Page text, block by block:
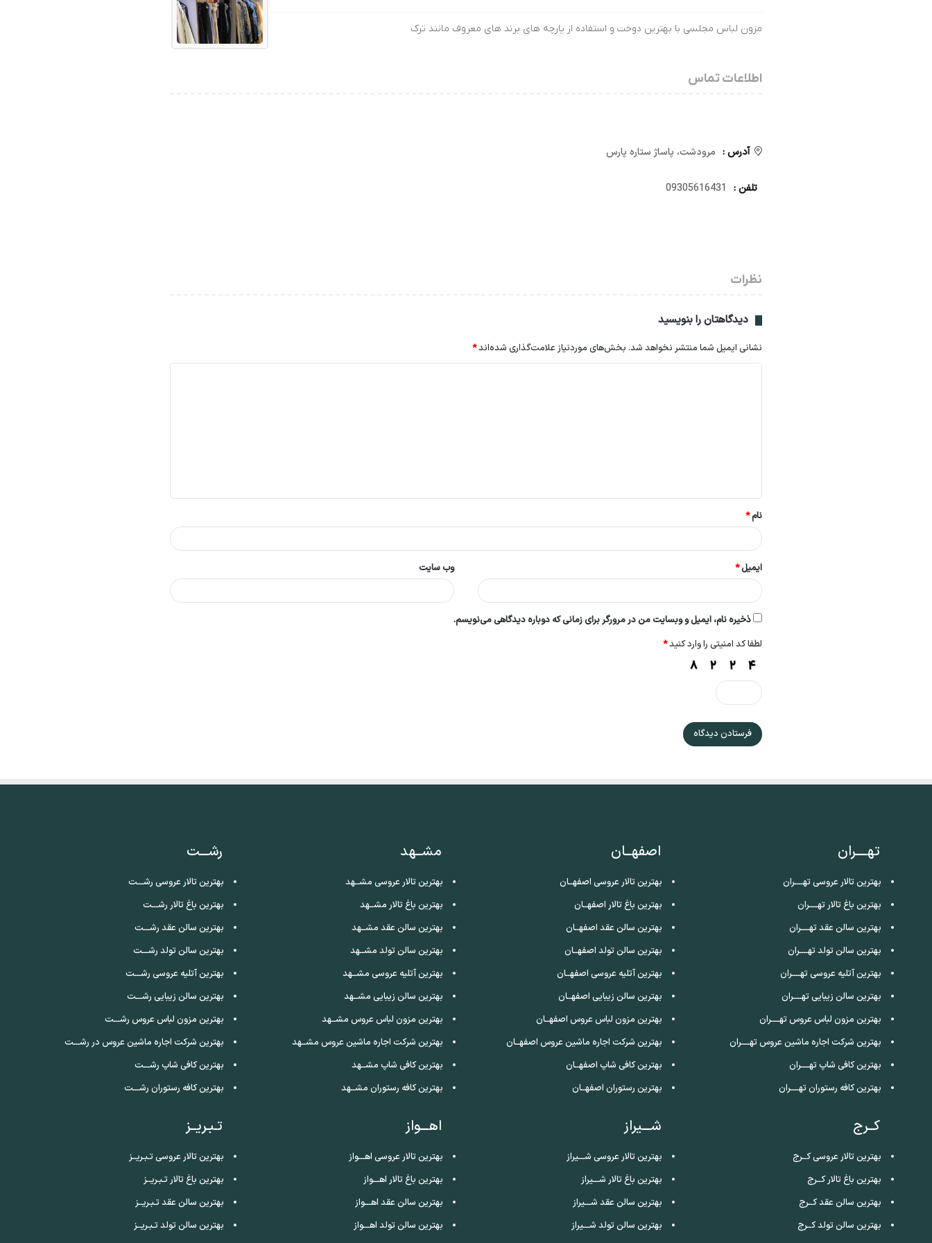
مزون لباس مجلسی با بهترین دوخت و استفاده از پارچه های برند های معروف مانند ترک
اطلاعات تماس
آدرس : مرودشت، پاساژ ستاره پارس
تلفن : 09305616431
نظرات
دیدگاهتان را بنویسید
نشانی ایمیل شما منتشر نخواهد شد. بخش‌های موردنیاز علامت‌گذاری شده‌اند*
*
نام*
ایمیل* وب‌ سایت
ذخیره نام، ایمیل و وبسایت من در مرورگر برای زمانی که دوباره دیدگاهی می‌نویسم.
لطفا کد امنیتی را وارد کنید*
تهــــران
بهترین تالار عروسی تهــــران
بهترین باغ تالار تهــــران
بهترین سالن عقد تهــــران
بهترین سالن تولد تهــــران
بهترین آتلیه عروسی تهــــران
بهترین سالن زیبایی تهــــران
بهترین مزون لباس عروس تهــــران
بهترین شرکت اجاره ماشین عروس تهــــران
بهترین کافی شاپ تهــــران
بهترین کافه رستوران تهــــران
کــرج
بهترین تالار عروسی کــرج
بهترین باغ تالار کــرج
بهترین سالن عقد کــرج
بهترین سالن تولد کــرج
اصفهــان
بهترین تالار عروسی اصفهــان
بهترین باغ تالار اصفهــان
بهترین سالن عقد اصفهــان
بهترین سالن تولد اصفهــان
بهترین آتلیه عروسی اصفهــان
بهترین سالن زیبایی اصفهــان
بهترین مزون لباس عروس اصفهــان
بهترین شرکت اجاره ماشین عروس اصفهــان
بهترین کافی شاپ اصفهــان
بهترین رستوران اصفهــان
شـــیراز
بهترین تالار عروسی شـــیراز
بهترین باغ تالار شـــیراز
بهترین سالن عقد شـــیراز
بهترین سالن تولد شـــیراز
مشــهد
بهترین تالار عروسی مشــهد
بهترین باغ تالار مشــهد
بهترین سالن عقد مشــهد
بهترین سالن تولد مشــهد
بهترین آتلیه عروسی مشــهد
بهترین سالن زیبایی مشــهد
بهترین مزون لباس عروس مشــهد
بهترین شرکت اجاره ماشین عروس مشــهد
بهترین کافی شاپ مشــهد
بهترین کافه رستوران مشــهد
اهـــواز
بهترین تالار عروسی اهـــواز
بهترین باغ تالار اهـــواز
بهترین سالن عقد اهـــواز
بهترین سالن تولد اهـــواز
رشـــت
بهترین تالار عروسی رشـــت
بهترین باغ تالار رشـــت
بهترین سالن عقد رشـــت
بهترین سالن تولد رشـــت
بهترین آتلیه عروسی رشـــت
بهترین سالن زیبایی رشـــت
بهترین مزون لباس عروس رشـــت
بهترین شرکت اجاره ماشین عروس در رشـــت
بهترین کافی شاپ رشـــت
بهترین کافه رستوران رشـــت
تـبـریــز
بهترین تالار عروسی تـبـریــز
بهترین باغ تالار تـبـریــز
بهترین سالن عقد تـبـریــز
بهترین سالن تولد تـبـریــز